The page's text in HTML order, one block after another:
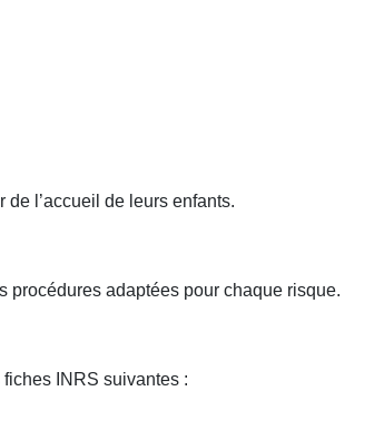
l’accueil de leurs enfants.
procédures adaptées pour chaque risque.
INRS suivantes :